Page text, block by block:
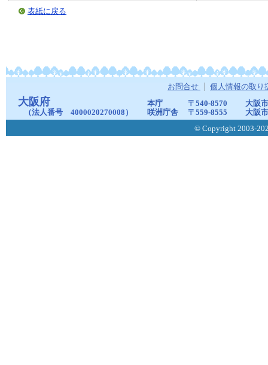
表紙に戻る
お問合せ 個人情報の取り
大阪府
（法人番号 4000020270008）
本庁 〒540-8570
大阪
咲洲庁舎
〒559-8555
大阪
© Copyright 2003-